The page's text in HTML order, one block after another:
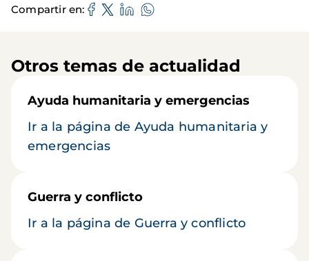
Compartir en
Otros temas de actualidad
Ayuda humanitaria y emergencias
Ir a la página de Ayuda humanitaria y
emergencias
Guerra y conflicto
Ir a la página de Guerra y conflicto